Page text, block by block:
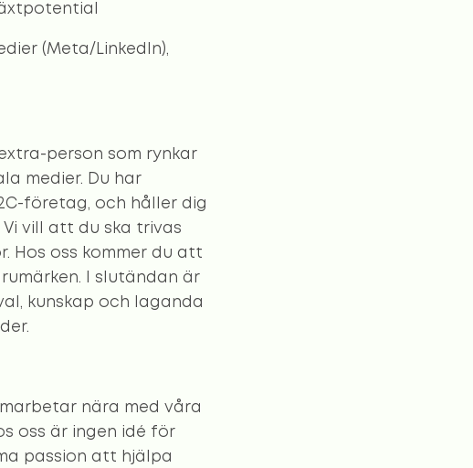
(Meta/LinkedIn),
person som rynkar
medier. Du har
företag, och håller dig
vill att du ska trivas
Hos oss kommer du att
I slutändan är
kunskap och laganda
nära med våra
oss är ingen idé för
passion att hjälpa